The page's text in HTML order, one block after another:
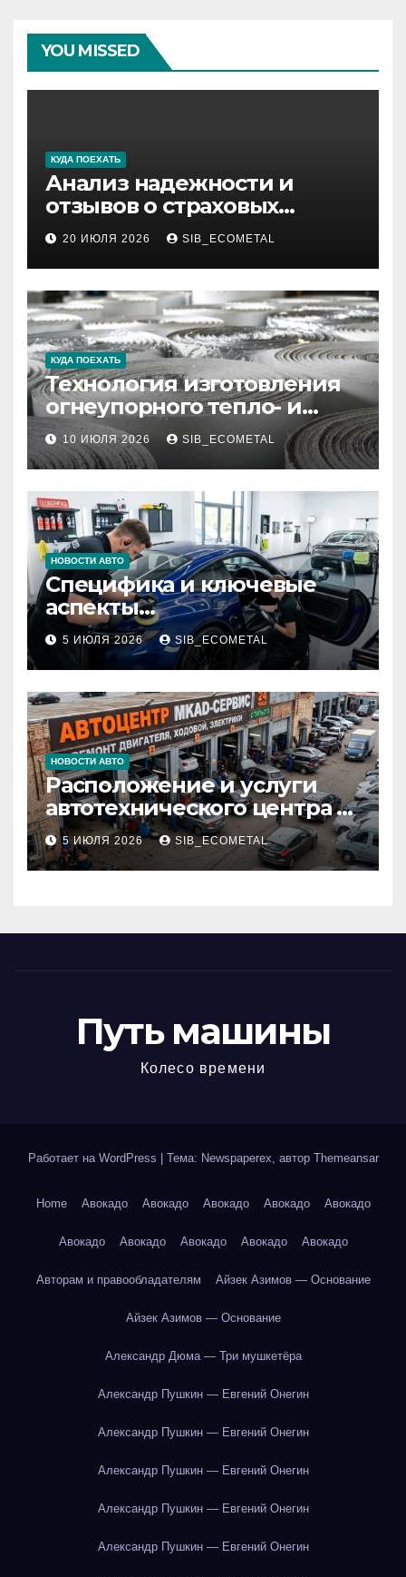
YOU MISSED
КУДА ПОЕХАТЬ
Анализ надежности и
отзывов о страховых
компаниях по итогам 2026
года
20 ИЮЛЯ 2026 SIB_ECOMETAL
КУДА ПОЕХАТЬ
Технология изготовления
огнеупорного тепло- и
звукоизоляционного
картона МКРК-500 из
муллитокремнеземистого
волокна
10 ИЮЛЯ 2026 SIB_ECOMETAL
НОВОСТИ АВТО
Специфика и ключевые
аспекты
профессионального
детейлинга кузова и
салона
5 ИЮЛЯ 2026 SIB_ECOMETAL
НОВОСТИ АВТО
Расположение и услуги
автотехнического центра в
районе 84-го километра
МКАД
5 ИЮЛЯ 2026 SIB_ECOMETAL
Путь машины
Колесо времени
Работает на WordPress Тема: Newspaperex, автор Themeansar
Home Авокадо Авокадо Авокадо Авокадо Авокадо
Авокадо Авокадо Авокадо Авокадо Авокадо
Авторам и правообладателям Айзек Азимов — Основание
Айзек Азимов — Основание
Александр Дюма — Три мушкетёра
Александр Пушкин — Евгений Онегин
Александр Пушкин — Евгений Онегин
Александр Пушкин — Евгений Онегин
Александр Пушкин — Евгений Онегин
Александр Пушкин — Евгений Онегин